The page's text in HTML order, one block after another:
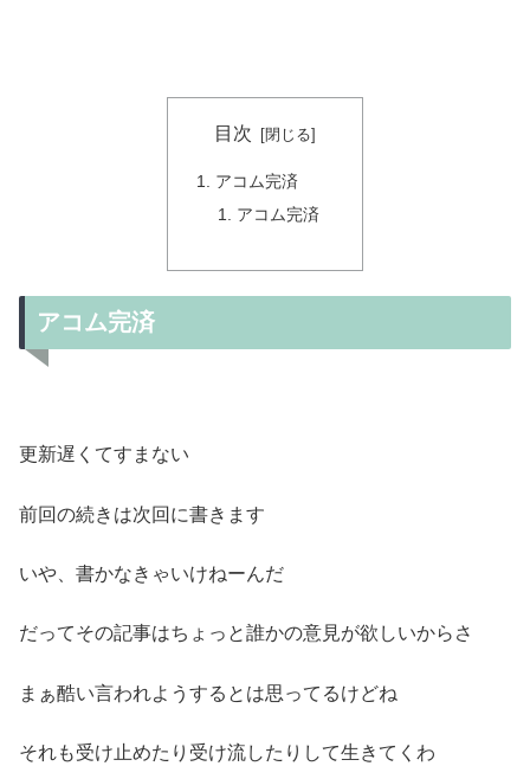
目次
アコム完済
アコム完済
アコム完済
更新遅くてすまない
前回の続きは次回に書きます
いや、書かなきゃいけねーんだ
だってその記事はちょっと誰かの意見が欲しいからさ
まぁ酷い言われようするとは思ってるけどね
それも受け止めたり受け流したりして生きてくわ